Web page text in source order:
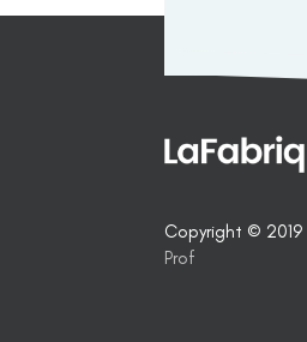
Copyright © 2019
Prof